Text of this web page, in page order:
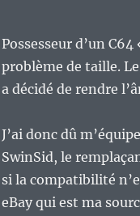
Possesseur d’un
problème de taille.
a décidé de rendre
J’ai donc dû
SwinSid, le
si la compatibilité
eBay qui est ma